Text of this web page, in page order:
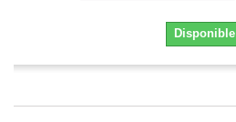
Disponible